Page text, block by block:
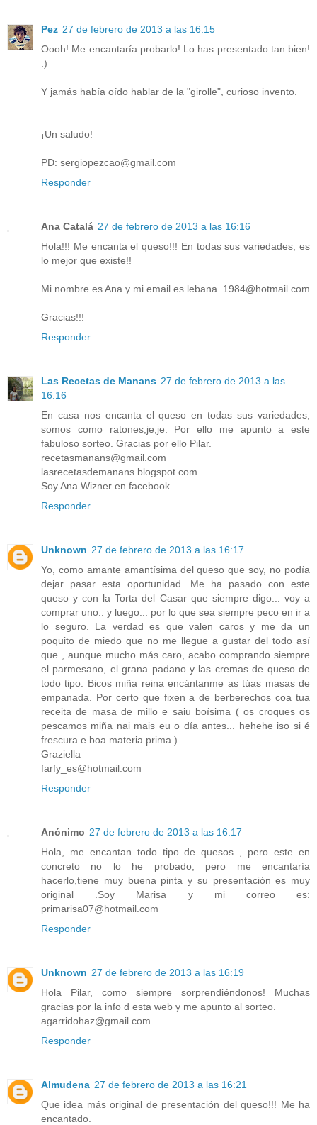
Pez 27 de febrero de 2013 a las 16:15
Oooh! Me encantaría probarlo! Lo has presentado tan bien!
:)
Y jamás había oído hablar de la "girolle", curioso invento.
¡Un saludo!
PD: sergiopezcao@gmail.com
Responder
Ana Catalá 27 de febrero de 2013 a las 16:16
Hola!!! Me encanta el queso!!! En todas sus variedades, es
lo mejor que existe!!
Mi nombre es Ana y mi email es lebana_1984@hotmail.com
Gracias!!!
Responder
Las Recetas de Manans 27 de febrero de 2013 a las
16:16
En casa nos encanta el queso en todas sus variedades,
somos como ratones,je,je. Por ello me apunto a este
fabuloso sorteo. Gracias por ello Pilar.
recetasmanans@gmail.com
lasrecetasdemanans.blogspot.com
Soy Ana Wizner en facebook
Responder
Unknown 27 de febrero de 2013 a las 16:17
Yo, como amante amantísima del queso que soy, no podía
dejar pasar esta oportunidad. Me ha pasado con este
queso y con la Torta del Casar que siempre digo... voy a
comprar uno.. y luego... por lo que sea siempre peco en ir a
lo seguro. La verdad es que valen caros y me da un
poquito de miedo que no me llegue a gustar del todo así
que , aunque mucho más caro, acabo comprando siempre
el parmesano, el grana padano y las cremas de queso de
todo tipo. Bicos miña reina encántanme as túas masas de
empanada. Por certo que fixen a de berberechos coa tua
receita de masa de millo e saiu boísima ( os croques os
pescamos miña nai mais eu o día antes... hehehe iso si é
frescura e boa materia prima )
Graziella
farfy_es@hotmail.com
Responder
Anónimo 27 de febrero de 2013 a las 16:17
Hola, me encantan todo tipo de quesos , pero este en
concreto no lo he probado, pero me encantaría
hacerlo,tiene muy buena pinta y su presentación es muy
original .Soy Marisa y mi correo es:
primarisa07@hotmail.com
Responder
Unknown 27 de febrero de 2013 a las 16:19
Hola Pilar, como siempre sorprendiéndonos! Muchas
gracias por la info d esta web y me apunto al sorteo.
agarridohaz@gmail.com
Responder
Almudena 27 de febrero de 2013 a las 16:21
Que idea más original de presentación del queso!!! Me ha
encantado.